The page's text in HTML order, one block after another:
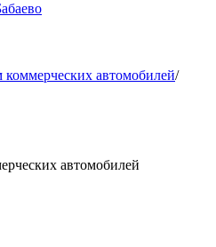
автомобилей/
автомобилей